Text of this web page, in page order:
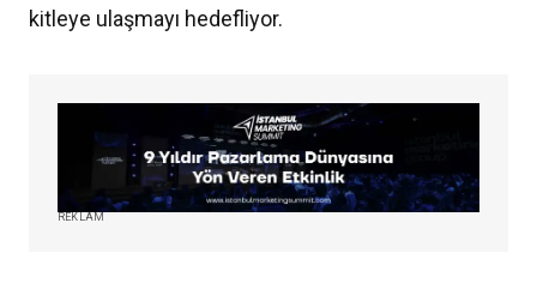
kitleye ulaşmayı hedefliyor.
REKLAM